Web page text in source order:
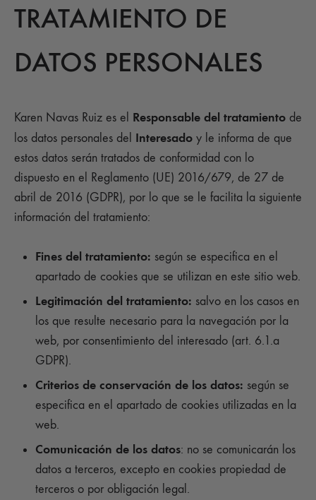
TRATAMIENTO DE
DATOS PERSONALES
Karen Navas Ruiz es el Responsable del tratamiento de
los datos personales del Interesado y le informa de que
estos datos serán tratados de conformidad con lo
dispuesto en el Reglamento (UE) 2016/679, de 27 de
abril de 2016 (GDPR), por lo que se le facilita la siguiente
información del tratamiento:
Fines del tratamiento: según se especifica en el
apartado de cookies que se utilizan en este sitio web.
Legitimación del tratamiento: salvo en los casos en
los que resulte necesario para la navegación por la
web, por consentimiento del interesado (art. 6.1.a
GDPR).
Criterios de conservación de los datos: según se
especifica en el apartado de cookies utilizadas en la
web.
Comunicación de los datos: no se comunicarán los
datos a terceros, excepto en cookies propiedad de
terceros o por obligación legal.